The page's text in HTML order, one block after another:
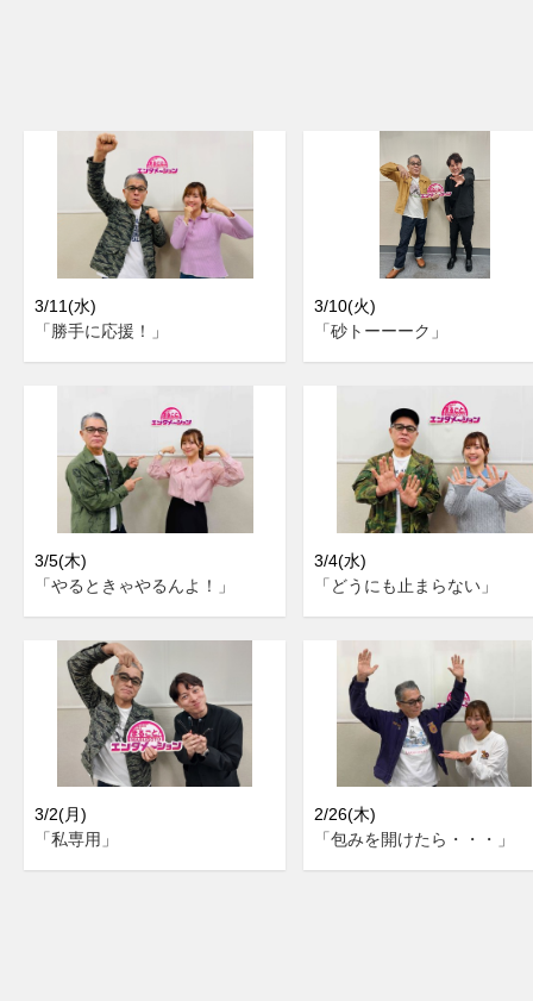
3/11(水)
「勝手に応援！」
3/10(火)
「砂トーーーク」
3/5(木)
「やるときゃやるんよ！」
3/4(水)
「どうにも止まらない」
3/2(月)
「私専用」
2/26(木)
「包みを開けたら・・・」